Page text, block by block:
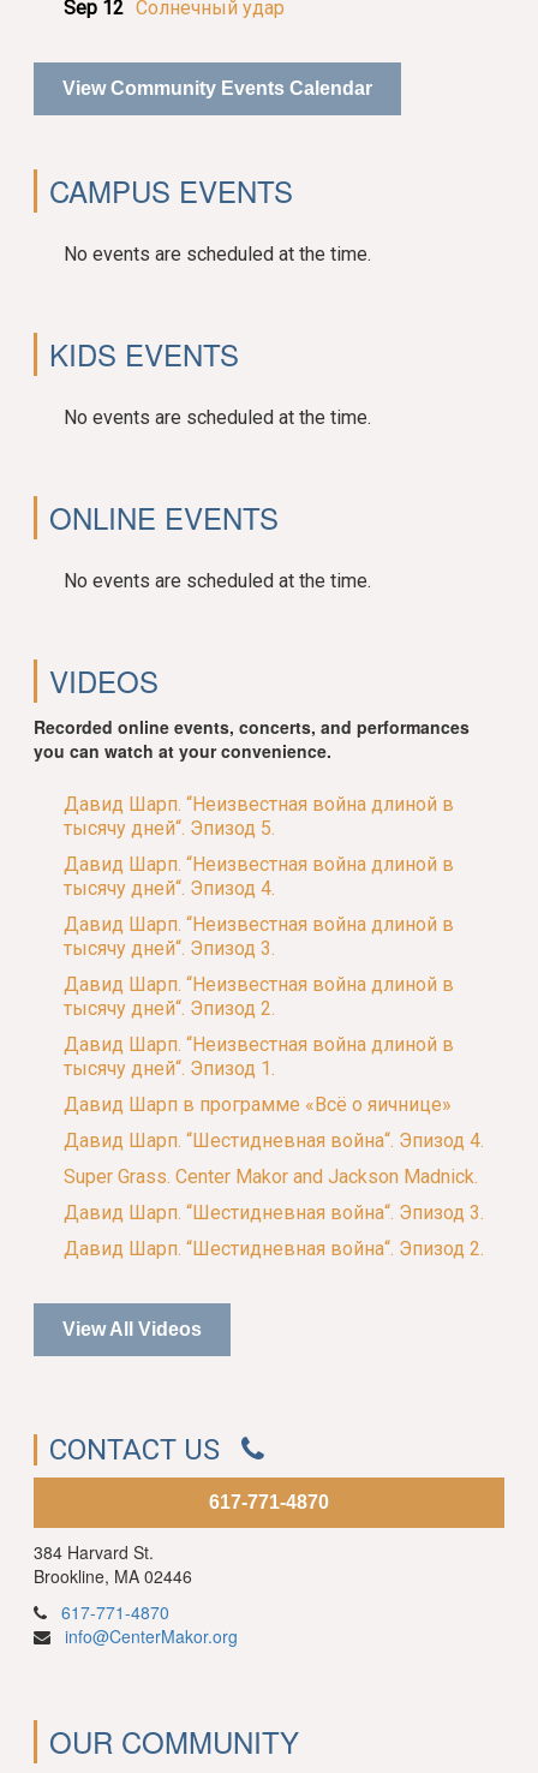
Sep 12 Солнечный удар
View Community Events Calendar
CAMPUS EVENTS
No events are scheduled at the time.
KIDS EVENTS
No events are scheduled at the time.
ONLINE EVENTS
No events are scheduled at the time.
VIDEOS
Recorded online events, concerts, and performances
you can watch at your convenience.
Давид Шарп. “Неизвестная война длиной в
тысячу дней“. Эпизод 5.
Давид Шарп. “Неизвестная война длиной в
тысячу дней“. Эпизод 4.
Давид Шарп. “Неизвестная война длиной в
тысячу дней“. Эпизод 3.
Давид Шарп. “Неизвестная война длиной в
тысячу дней“. Эпизод 2.
Давид Шарп. “Неизвестная война длиной в
тысячу дней“. Эпизод 1.
Давид Шарп в программе «Всё о яичнице»
Давид Шарп. “Шестидневная война“. Эпизод 4.
Super Grass. Center Makor and Jackson Madnick.
Давид Шарп. “Шестидневная война“. Эпизод 3.
Давид Шарп. “Шестидневная война“. Эпизод 2.
View All Videos
CONTACT US
617-771-4870
384 Harvard St.
Brookline, MA 02446
617-771-4870
info@CenterMakor.org
OUR COMMUNITY